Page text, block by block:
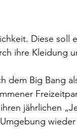
Diese soll
ihre Kleidung
dem Big Bang
jährlichen